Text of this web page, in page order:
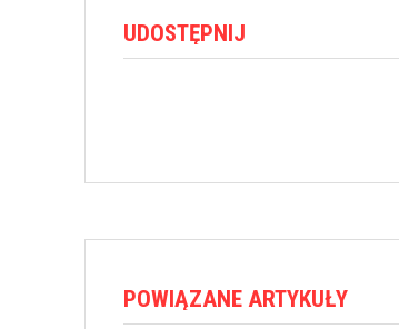
UDOSTĘPNIJ
POWIĄZANE ARTYKUŁY